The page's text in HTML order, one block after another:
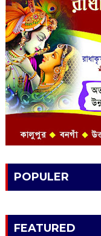
POPULER
FEATURED